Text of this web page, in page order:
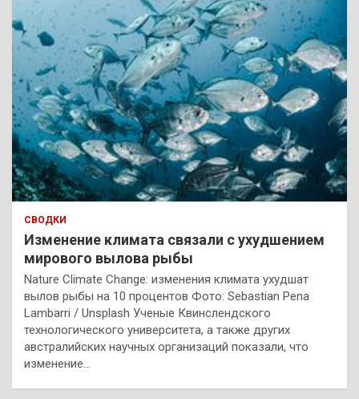
СВОДКИ
Изменение климата связали с ухудшением
мирового вылова рыбы
Nature Climate Change: изменения климата ухудшат
вылов рыбы на 10 процентов Фото: Sebastian Pena
Lambarri / Unsplash Ученые Квинслендского
технологического университета, а также других
австралийских научных организаций показали, что
изменение…